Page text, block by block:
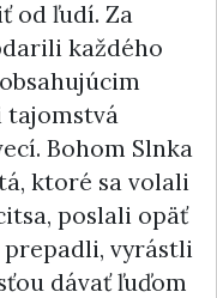
od ľudí. Za
každého
tajomstvá
Bohom Slnka
ktoré sa volali
poslali opäť
prepadli, vyrástli
dávať ľuďom